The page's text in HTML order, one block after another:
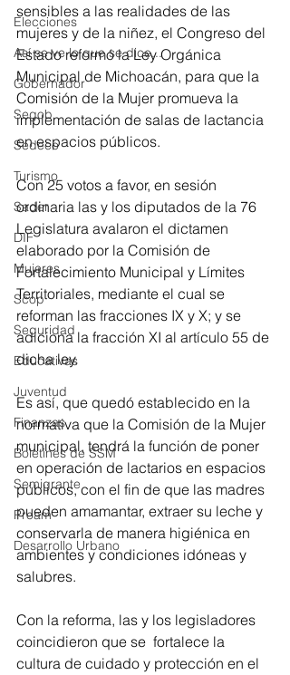
Elecciones
Así se ve lo que se dice...
Gobernador
Segob
Sedeco
Turismo
Sader
DIF
Mujeres
Scop
Seguridad
Educativas
Juventud
Finanzas
Boletines de SSM
Semigrante
Proam
Desarrollo Urbano
sensibles a las realidades de las
mujeres y de la niñez, el Congreso del
Estado reformó la Ley Orgánica
Municipal de Michoacán, para que la
Comisión de la Mujer promueva la
implementación de salas de lactancia
en espacios públicos.
Con 25 votos a favor, en sesión
ordinaria las y los diputados de la 76
Legislatura avalaron el dictamen
elaborado por la Comisión de
Fortalecimiento Municipal y Límites
Territoriales, mediante el cual se
reforman las fracciones IX y X; y se
adiciona la fracción XI al artículo 55 de
dicha ley.
Es así, que quedó establecido en la
normativa que la Comisión de la Mujer
municipal, tendrá la función de poner
en operación de lactarios en espacios
públicos, con el fin de que las madres
pueden amamantar, extraer su leche y
conservarla de manera higiénica en
ambientes y condiciones idóneas y
salubres.
Con la reforma, las y los legisladores
coincidieron que se  fortalece la
cultura de cuidado y protección en el